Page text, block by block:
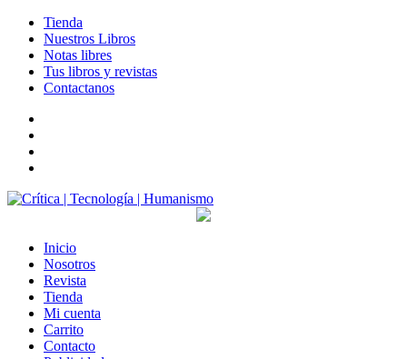
Tienda
Nuestros Libros
Notas libres
Tus libros y revistas
Contactanos
Inicio
Nosotros
Revista
Tienda
Mi cuenta
Carrito
Contacto